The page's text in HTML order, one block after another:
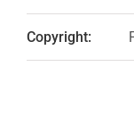
Copyright: